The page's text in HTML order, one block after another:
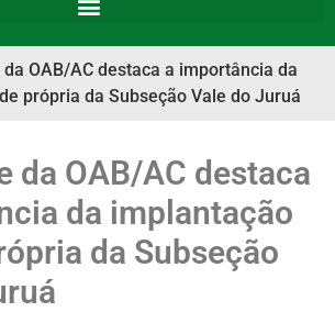
OAB/AC destaca a importância da
própria da Subseção Vale do Juruá
da OAB/AC destaca
da implantação
da Subseção